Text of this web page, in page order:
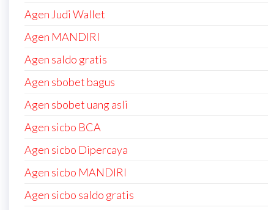
Agen Judi Wallet
Agen MANDIRI
Agen saldo gratis
Agen sbobet bagus
Agen sbobet uang asli
Agen sicbo BCA
Agen sicbo Dipercaya
Agen sicbo MANDIRI
Agen sicbo saldo gratis